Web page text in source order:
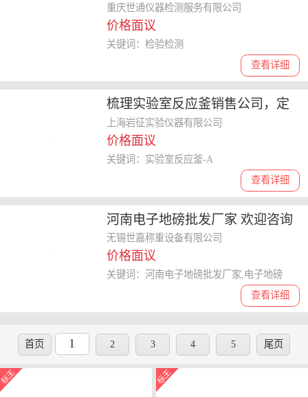
购时该注意什么
重庆世通仪器检测服务有限公司
价格面议
查看详细
关键词：检验检测
梳理实验室反应釜销售公司，定
制功能哪家性价比高
上海岩征实验仪器有限公司
价格面议
查看详细
关键词：实验室反应釜-A
河南电子地磅批发厂家 欢迎咨询
无锡世嘉称重设备供应
无锡世嘉称重设备有限公司
价格面议
查看详细
关键词：河南电子地磅批发厂家,电子地磅
首页 1 2 3 4 5 尾页